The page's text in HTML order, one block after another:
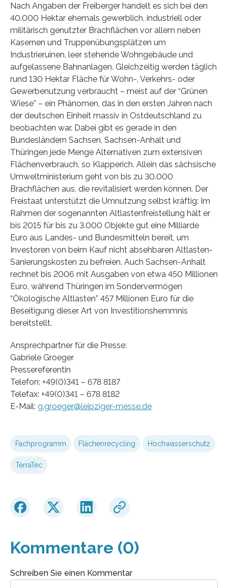
Nach Angaben der Freiberger handelt es sich bei den
40.000 Hektar ehemals gewerblich, industriell oder
militärisch genutzter Brachflächen vor allem neben
Kasernen und Truppenübungsplätzen um
Industrieruinen, leer stehende Wohngebäude und
aufgelassene Bahnanlagen. Gleichzeitig werden täglich
rund 130 Hektar Fläche für Wohn-, Verkehrs- oder
Gewerbenutzung verbraucht – meist auf der “Grünen
Wiese” – ein Phänomen, das in den ersten Jahren nach
der deutschen Einheit massiv in Ostdeutschland zu
beobachten war. Dabei gibt es gerade in den
Bundesländern Sachsen, Sachsen-Anhalt und
Thüringen jede Menge Alternativen zum extensiven
Flächenverbrauch, so Klapperich. Allein das sächsische
Umweltministerium geht von bis zu 30.000
Brachflächen aus, die revitalisiert werden können. Der
Freistaat unterstützt die Umnutzung selbst kräftig: Im
Rahmen der sogenannten Altlastenfreistellung hält er
bis 2015 für bis zu 3.000 Objekte gut eine Milliarde
Euro aus Landes- und Bundesmitteln bereit, um
Investoren von beim Kauf nicht absehbaren Altlasten-
Sanierungskosten zu befreien. Auch Sachsen-Anhalt
rechnet bis 2006 mit Ausgaben von etwa 450 Millionen
Euro, während Thüringen im Sondervermögen
“Ökologische Altlasten” 457 Millionen Euro für die
Beseitigung dieser Art von Investitionshemmnis
bereitstellt.
Ansprechpartner für die Presse:
Gabriele Groeger
Pressereferentin
Telefon: +49(0)341 – 678 8187
Telefax: +49(0)341 – 678 8182
E-Mail: g.groeger@leipziger-messe.de
Fachprogramm Flächenrecycling Hochwasserschutz
TerraTec
Kommentare (0)
Schreiben Sie einen Kommentar